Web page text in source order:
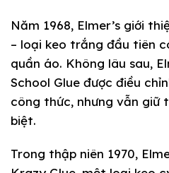
Năm 1968, Elmer’s giới
– loại keo trắng đầu tiên
quần áo. Không lâu sau,
School Glue được điều
công thức, nhưng vẫn giữ
biệt.
Trong thập niên 1970,